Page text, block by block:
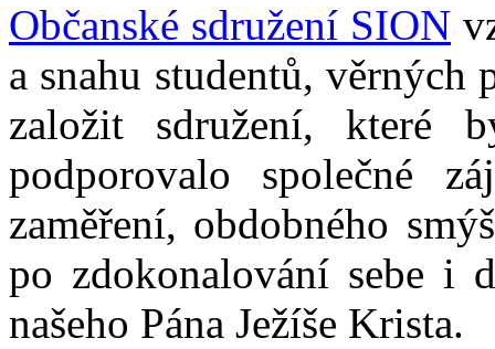
Občanské sdružení SION
a snahu studentů, věrných
založit sdružení, které
podporovalo společné
zaměření, obdobného
po zdokonalování sebe i
našeho Pána Ježíše Krista.